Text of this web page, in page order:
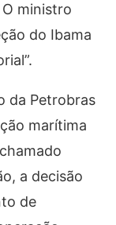
ministro
do Ibama
da Petrobras
marítima
a decisão
de